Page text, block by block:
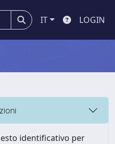
IT LOGIN
identificativo per